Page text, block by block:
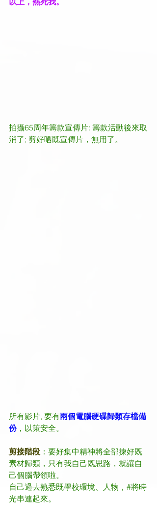
拍攝65周年籌款宣傳片: 籌款活動後來取
消了; 剪好哂既宣傳片，無用了。
所有影片, 要有兩個電腦硬碟歸類存檔備
份，以策安全。
剪接階段 ：要好集中精神將全部揀好既
素材歸類，只有我自己既思路，就讓自
己個腦帶領啦。
自己過去熟悉既學校環境、人物，#將時
光串連起來。